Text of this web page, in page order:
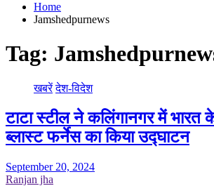
Home
Jamshedpurnews
Tag:
खबरें देश-विदेश
टाटा स्टील ने कलिंगानगर में
ब्लास्ट फर्नेस का किया उद्घाटन
September 20, 2024
Ranjan jha